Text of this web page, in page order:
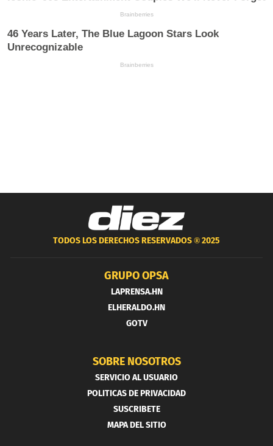
TODOS LOS DERECHOS RESERVADOS ®2025
GRUPO OPSA
LAPRENSA.HN
ELHERALDO.HN
GOTV
SOBRE NOSOTROS
SERVICIO AL USUARIO
POLITICAS DE PRIVACIDAD
SUSCRIBETE
MAPA DEL SITIO